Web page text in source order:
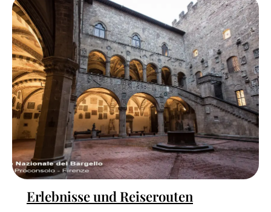
Erlebnisse und Reiserouten